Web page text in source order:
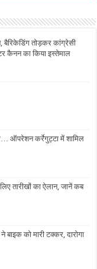
बैरिकेडिंग तोड़कर कांग्रेसी
कैनन का किया इस्तेमाल
ऑपरेशन कर्रेगुट्टा में शामिल
तारीखों का ऐलान, जानें कब
को मारी टक्कर, दारोगा